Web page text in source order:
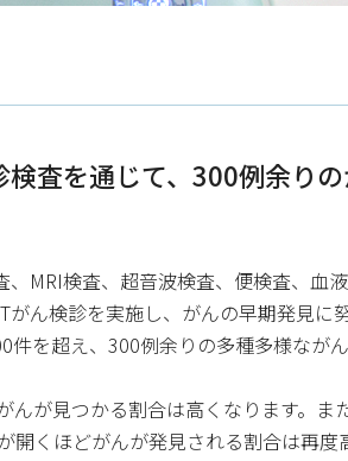
査を通じて、300例余り
、MRI検査、超音波検査、便検査、血
ん検診を実施し、がんの早期発見に
を超え、300例余りの多種多様ながん
が見つかる割合は高くなります。ま
くほどがんが発見される割合は再度